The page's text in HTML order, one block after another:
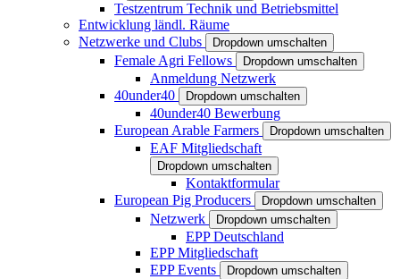
Testzentrum Technik und Betriebsmittel
Entwicklung ländl. Räume
Netzwerke und Clubs
Dropdown umschalten
Female Agri Fellows Dropdown umschalten
Anmeldung Netzwerk
40under40
Dropdown umschalten
40under40 Bewerbung
European Arable Farmers
Dropdown umschalten
EAF Mitgliedschaft
Dropdown umschalten
Kontaktformular
European Pig Producers
Dropdown umschalten
Netzwerk Dropdown umschalten
EPP Deutschland
EPP Mitgliedschaft
EPP Events
Dropdown umschalten